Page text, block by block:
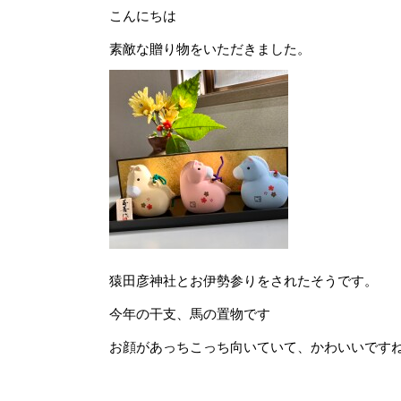
こんにちは
素敵な贈り物をいただきました。
猿田彦神社とお伊勢参りをされたそうです。
今年の干支、馬の置物です
お顔があっちこっち向いていて、かわいいです